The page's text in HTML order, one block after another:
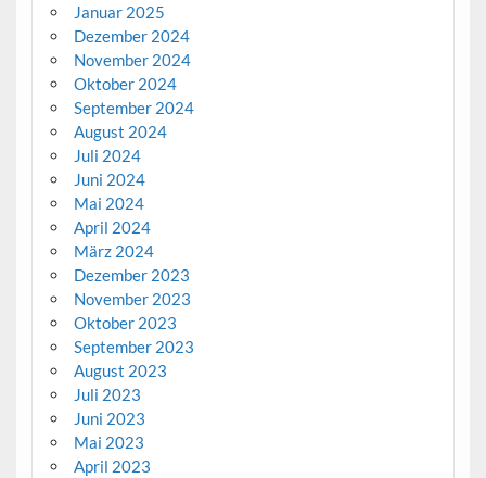
Januar 2025
Dezember 2024
November 2024
Oktober 2024
September 2024
August 2024
Juli 2024
Juni 2024
Mai 2024
April 2024
März 2024
Dezember 2023
November 2023
Oktober 2023
September 2023
August 2023
Juli 2023
Juni 2023
Mai 2023
April 2023